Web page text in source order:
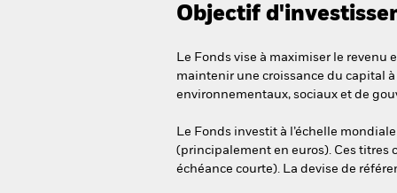
Objectif
Le Fonds vise à maximiser le
maintenir une croissance du capital
environnementaux, sociaux et de
Le Fonds investit à l’échelle
(principalement en euros). Ces titres
échéance courte). La devise de